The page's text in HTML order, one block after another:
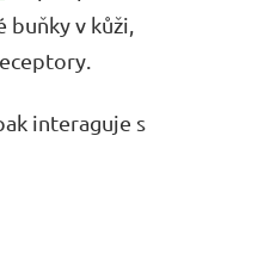
buňky v kůži,
interaguje s